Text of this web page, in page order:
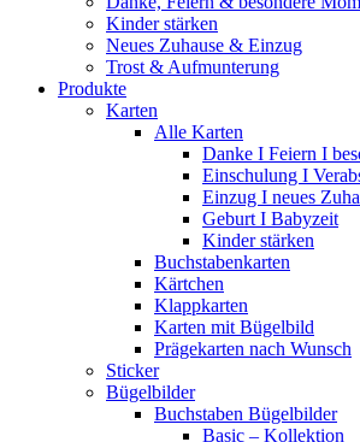
Kinder stärken
Neues Zuhause & Einzug
Trost & Aufmunterung
Produkte
Karten
Alle Karten
Danke I Feiern I
Einschulung I
Einzug I neues
Geburt I Babyzeit
Kinder stärken
Buchstabenkarten
Kärtchen
Klappkarten
Karten mit Bügelbild
Prägekarten nach Wunsch
Sticker
Bügelbilder
Buchstaben Bügelbilder
Basic – Kollektion